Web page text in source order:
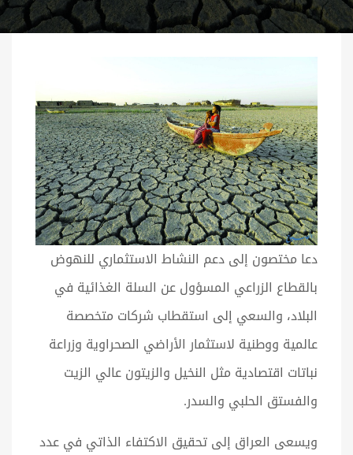
دعا مختصون إلى دعم النشاط الاستثماري للنهوض
بالقطاع الزراعي المسؤول عن السلة الغذائية في
البلاد، والسعي إلى استقطاب شركات متخصصة
عالمية ووطنية لاستثمار الأراضي الصحراوية وزراعة
نباتات اقتصادية مثل النخيل والزيتون عالي الزيت
والفستق الحلبي والسدر.
ويسعى العراق إلى تحقيق الاكتفاء الذاتي في عدد